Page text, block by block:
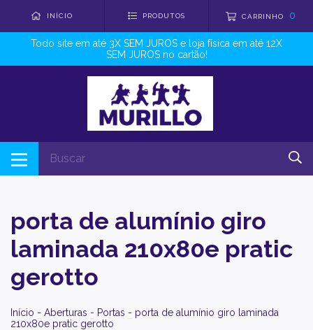
INÍCIO PRODUTOS CARRINHO 0
Todo site em até 3X SEM JUROS e loja física em até 12X
SEM JUROS no cartão!
porta de alumínio giro
laminada 210x80e pratic
gerotto
Início - Aberturas - Portas - porta de alumínio giro laminada
210x80e pratic gerotto